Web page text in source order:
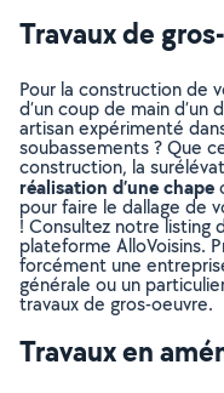
Travaux de
Pour la construction de
d’un coup de main d’un
artisan expérimenté
soubassements ? Que
construction, la
réalisation d’une chape
pour faire le dallage de
! Consultez notre listing
plateforme AlloVoisins.
forcément une
générale ou un
travaux de gros-oeuvre.
Travaux en